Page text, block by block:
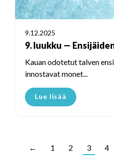
9.12.2025
9. luukku —
Kauan odotetut talven
innostavat monet...
Lue lisää
← 1 2 3 4